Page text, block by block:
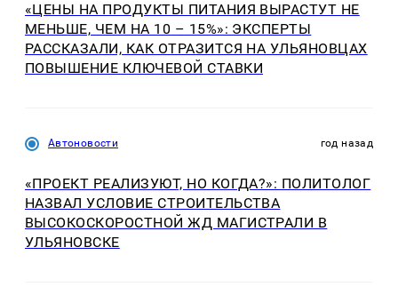
«ЦЕНЫ НА ПРОДУКТЫ ПИТАНИЯ ВЫРАСТУТ НЕ
МЕНЬШЕ, ЧЕМ НА 10 – 15%»: ЭКСПЕРТЫ
РАССКАЗАЛИ, КАК ОТРАЗИТСЯ НА УЛЬЯНОВЦАХ
ПОВЫШЕНИЕ КЛЮЧЕВОЙ СТАВКИ
Автоновости год назад
«ПРОЕКТ РЕАЛИЗУЮТ, НО КОГДА?»: ПОЛИТОЛОГ
НАЗВАЛ УСЛОВИЕ СТРОИТЕЛЬСТВА
ВЫСОКОСКОРОСТНОЙ ЖД МАГИСТРАЛИ В
УЛЬЯНОВСКЕ